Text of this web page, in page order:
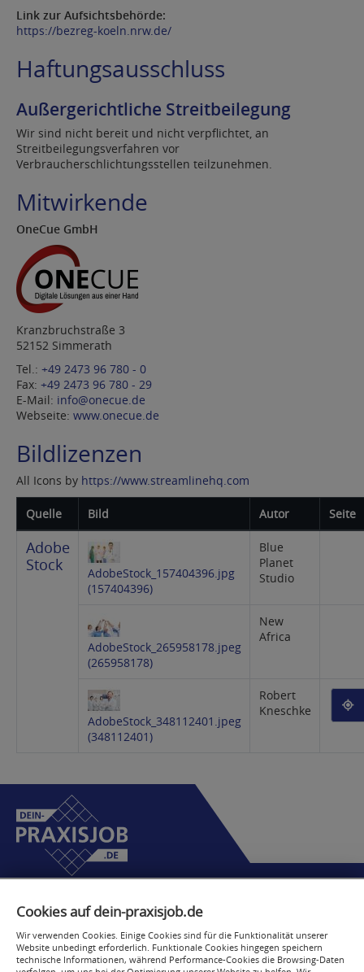
Link zur Aufsichtsbehörde:
https://bezreg-koeln.nrw.de/
Haftungsausschluss
Außergerichtliche Streitbeilegung
Wir sind nicht bereit und nicht verpflichtet, an
Streitbeilegungsverfahren vor
Verbraucherschlichtungsstellen teilzunehmen.
Mitwirkende
OneCue GmbH
Kranzbruchstraße 3
52152 Simmerath
Tel.: +49 2473 96 780 - 0
Fax: +49 2473 96 780 - 29
E-Mail: info@onecue.de
Webseite: www.onecue.de
Bildlizenzen
All Icons by https://www.streamlinehq.com
Quelle Bild Autor Seite
Adobe
Stock
AdobeStock_157404396.jpg
(157404396)
Blue
Planet
Studio
AdobeStock_265958178.jpeg
(265958178)
New
Africa
AdobeStock_348112401.jpeg
(348112401)
Robert
Kneschke
Dein Praxisjob
Grüner Weg 103a
52070 Aachen
services@inovamed.org
Cookies auf dein-praxisjob.de
Wir verwenden Cookies. Einige Cookies sind für die Funktionalität unserer
Website unbedingt erforderlich. Funktionale Cookies hingegen speichern
technische Informationen, während Performance-Cookies die Browsing-Daten